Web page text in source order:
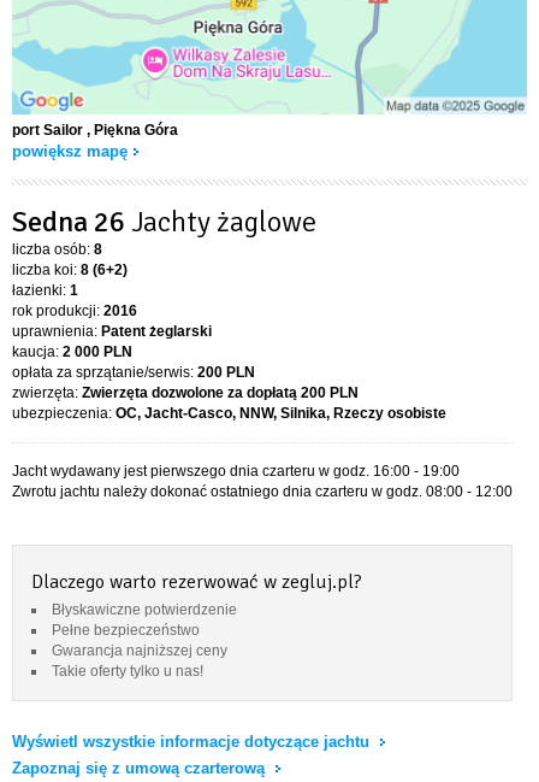
port Sailor , Piękna Góra
powiększ mapę
Sedna 26 Jachty żaglowe
liczba osób: 8
liczba koi: 8 (6+2)
łazienki: 1
rok produkcji: 2016
uprawnienia: Patent żeglarski
kaucja: 2 000 PLN
opłata za sprzątanie/serwis: 200 PLN
zwierzęta: Zwierzęta dozwolone za dopłatą 200 PLN
ubezpieczenia: OC, Jacht-Casco, NNW, Silnika, Rzeczy osobiste
Jacht wydawany jest pierwszego dnia czarteru w godz. 16:00 - 19:00
Zwrotu jachtu należy dokonać ostatniego dnia czarteru w godz. 08:00 - 12:00
Dlaczego warto rezerwować w zegluj.pl?
Błyskawiczne potwierdzenie
Pełne bezpieczeństwo
Gwarancja najniższej ceny
Takie oferty tylko u nas!
Wyświetl wszystkie informacje dotyczące jachtu
Zapoznaj się z umową czarterową